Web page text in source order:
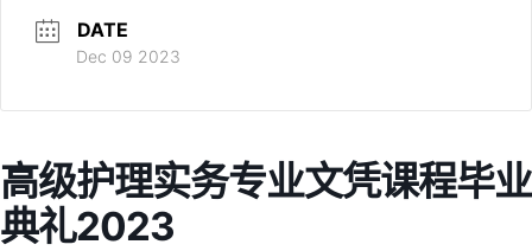
DATE
Dec 09 2023
高级护理实务专业文凭课程毕业
典礼2023